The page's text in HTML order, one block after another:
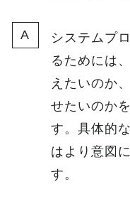
システムプ
るためには
えたいのか
せたいのか
す。具体的
はより意図
す。